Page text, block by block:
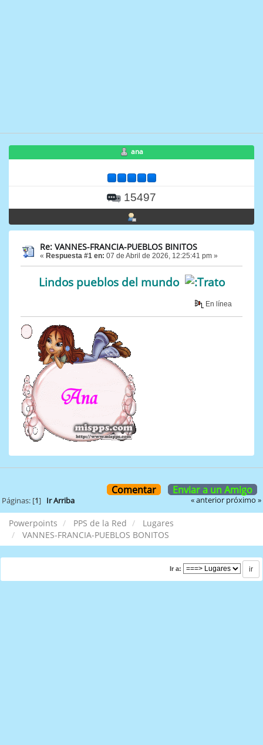
ana
15497
Re: VANNES-FRANCIA-PUEBLOS BINITOS
« Respuesta #1 en: 07 de Abril de 2026, 12:25:41 pm »
Lindos pueblos del mundo
En línea
Comentar Enviar a un Amigo
Páginas: [1] Ir Arriba « anterior próximo »
Powerpoints PPS de la Red
Lugares
VANNES-FRANCIA-PUEBLOS BONITOS
Ir a: